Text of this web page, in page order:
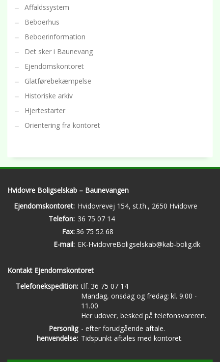
Affaldssystem
Beboerhus
Beboerinformation
Det sker i Baunevang
Ejendomskontoret
Glatførebekæmpelse
Historiske arkiv
Hjertestarter
Orientering fra kontoret
Hvidovre Boligselskab – Baunevangen
Ejendomskontoret: Hvidovrevej 154, st.th., 2650 Hvidovre
Telefon: 36 75 07 14
Fax: 36 75 52 68
E-mail: EK-HvidovreBoligselskab@kab-bolig.dk
Kontakt Ejendomskontoret
Telefonekspedition: tlf. 36 75 07 14
Mandag, onsdag og fredag: kl. 9.00 -
11.00
Her udover, besked på telefonsvareren.
Personlig
henvendelse:
- efter forudgående aftale.
Tidspunkt aftales med kontoret.